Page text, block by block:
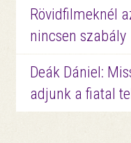
Rövidfilmeknél
nincsen szabály
Deák Dániel:
adjunk a fiatal